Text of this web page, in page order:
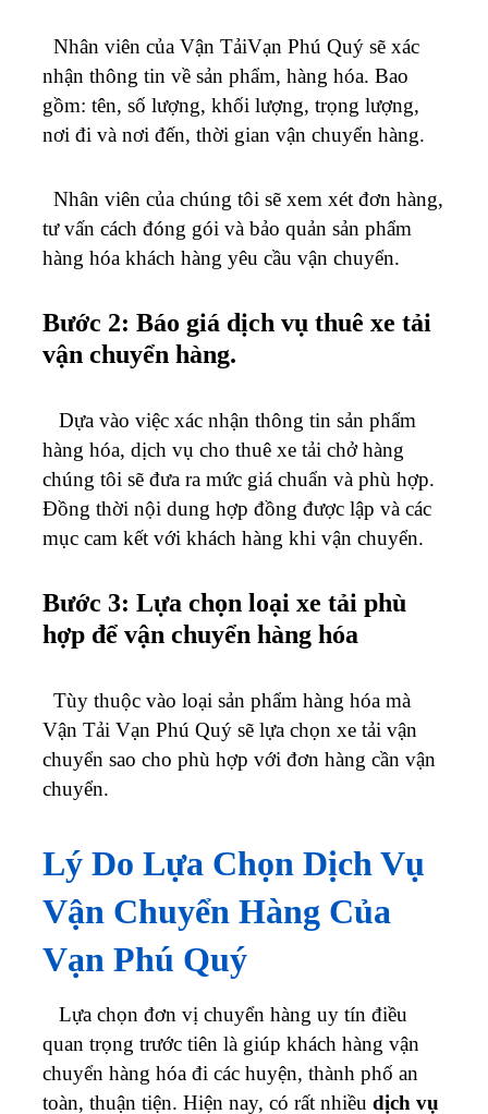
Nhân viên của Vận TảiVạn Phú Quý sẽ xác
nhận thông tin về sản phẩm, hàng hóa. Bao
gồm: tên, số lượng, khối lượng, trọng lượng,
nơi đi và nơi đến, thời gian vận chuyển hàng.
Nhân viên của chúng tôi sẽ xem xét đơn hàng,
tư vấn cách đóng gói và bảo quản sản phẩm
hàng hóa khách hàng yêu cầu vận chuyển.
Bước 2: Báo giá dịch vụ thuê xe tải
vận chuyển hàng.
Dựa vào việc xác nhận thông tin sản phẩm
hàng hóa, dịch vụ cho thuê xe tải chở hàng
chúng tôi sẽ đưa ra mức giá chuẩn và phù hợp.
Đồng thời nội dung hợp đồng được lập và các
mục cam kết với khách hàng khi vận chuyển.
Bước 3: Lựa chọn loại xe tải phù
hợp để vận chuyển hàng hóa
Tùy thuộc vào loại sản phẩm hàng hóa mà
Vận Tải Vạn Phú Quý sẽ lựa chọn xe tải vận
chuyển sao cho phù hợp với đơn hàng cần vận
chuyển.
Lý Do Lựa Chọn Dịch Vụ
Vận Chuyển Hàng Của
Vạn Phú Quý
Lựa chọn đơn vị chuyển hàng uy tín điều
quan trọng trước tiên là giúp khách hàng vận
chuyển hàng hóa đi các huyện, thành phố an
toàn, thuận tiện. Hiện nay, có rất nhiều dịch vụ